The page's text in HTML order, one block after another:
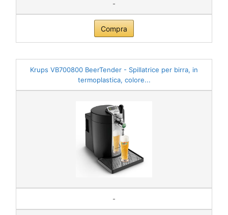
-
Compra
Krups VB700800 BeerTender - Spillatrice per birra, in
termoplastica, colore...
-